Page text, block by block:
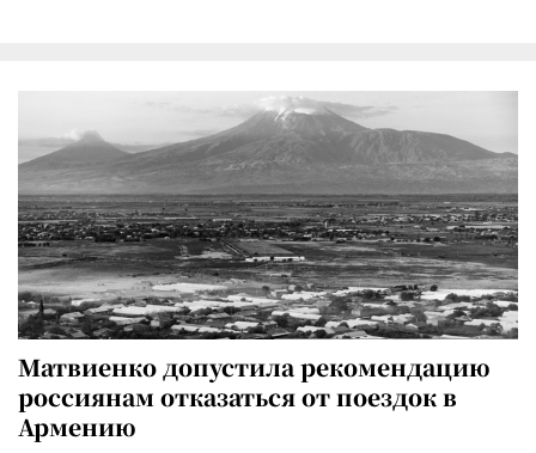
Матвиенко допустила рекомендацию
россиянам отказаться от поездок в
Армению